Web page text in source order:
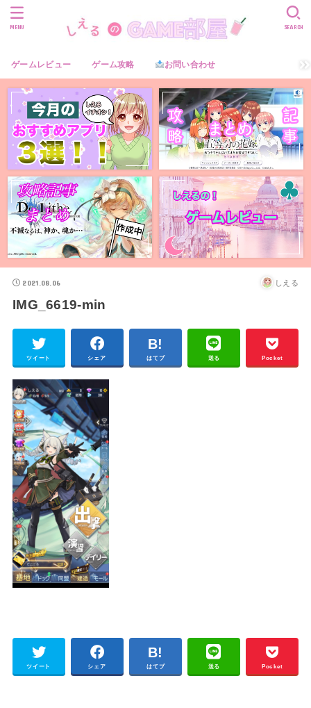
ゲームレビュー ゲーム攻略 お問い合わせ
SEARCH
MENU
2021.08.06 しえる
IMG_6619-min
ツイート シェア はてブ 送る Pocket
ツイート シェア はてブ 送る Pocket